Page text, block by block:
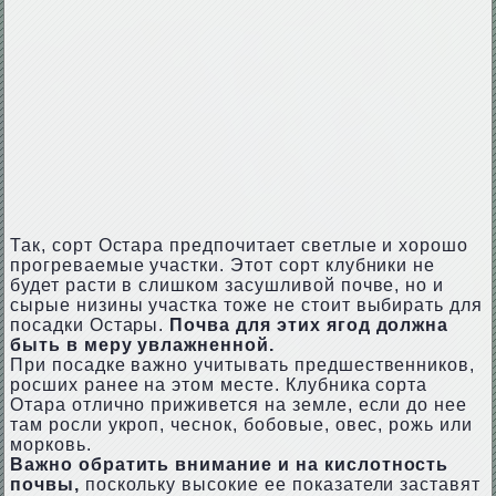
Так, сорт Остара предпочитает светлые и хорошо
прогреваемые участки. Этот сорт клубники не
будет расти в слишком засушливой почве, но и
сырые низины участка тоже не стоит выбирать для
посадки Остары. Почва для этих ягод должна
быть в меру увлажненной.
При посадке важно учитывать предшественников,
росших ранее на этом месте. Клубника сорта
Отара отлично приживется на земле, если до нее
там росли укроп, чеснок, бобовые, овес, рожь или
морковь.
Важно обратить внимание и на кислотность
почвы, поскольку высокие ее показатели заставят